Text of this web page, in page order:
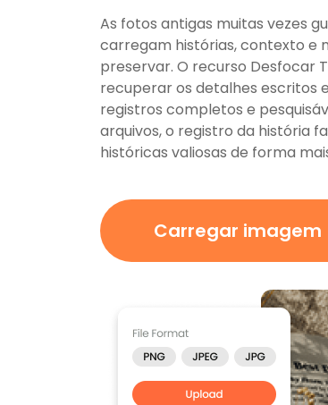
As fotos antigas muitas vezes
carregam histórias, contexto e
preservar. O recurso Desfocar
recuperar os detalhes escritos
registros completos e
arquivos, o registro da história
históricas valiosas de forma
Carregar imagem